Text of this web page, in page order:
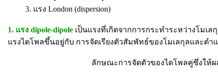
3. แรง London (dispersion)
1. แรง dipole-dipole เป็นแรงที่เกิดจากการกระทำระหว่างโมเ
แรงไดโพลขึ้นอยู่กับ การจัดเรียงตัวสัมพัทธ์ของโมเลกุลและ
ลักษณะการจัดตัวของไดโพลคู่ซึ่งให้ผลออก